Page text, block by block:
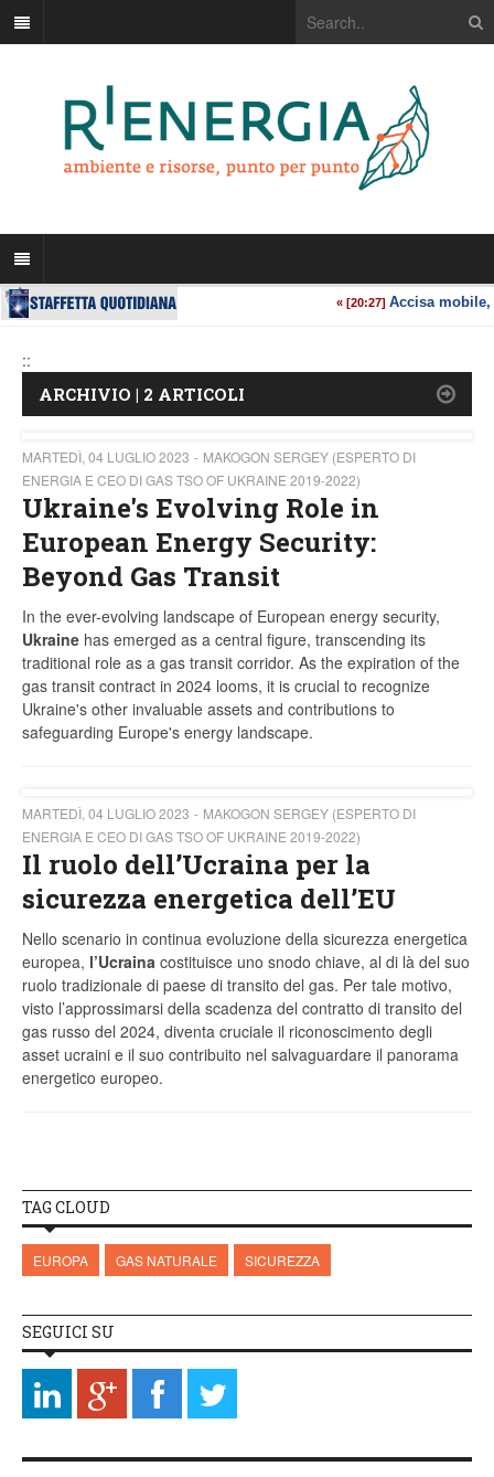
::
ARCHIVIO | 2 ARTICOLI
MARTEDÌ, 04 LUGLIO 2023
MAKOGON SERGEY (ESPERTO DI
ENERGIA E CEO DI GAS TSO OF UKRAINE 2019-2022)
Ukraine's Evolving Role in
European Energy Security:
Beyond Gas Transit
In the ever-evolving landscape of European energy security,
Ukraine has emerged as a central figure, transcending its
traditional role as a gas transit corridor. As the expiration of the
gas transit contract in 2024 looms, it is crucial to recognize
Ukraine's other invaluable assets and contributions to
safeguarding Europe's energy landscape.
MARTEDÌ, 04 LUGLIO 2023
MAKOGON SERGEY (ESPERTO DI
ENERGIA E CEO DI GAS TSO OF UKRAINE 2019-2022)
Il ruolo dell’Ucraina per la
sicurezza energetica dell’EU
Nello scenario in continua evoluzione della sicurezza energetica
europea, l’Ucraina costituisce uno snodo chiave, al di là del suo
ruolo tradizionale di paese di transito del gas. Per tale motivo,
visto l’approssimarsi della scadenza del contratto di transito del
gas russo del 2024, diventa cruciale il riconoscimento degli
asset ucraini e il suo contribuito nel salvaguardare il panorama
energetico europeo.
TAG CLOUD
EUROPA GAS NATURALE SICUREZZA
SEGUICI SU